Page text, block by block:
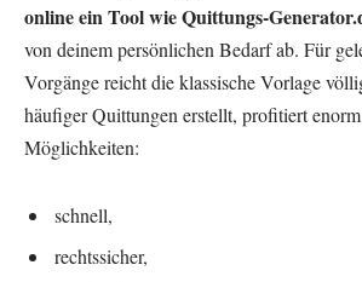
online ein Tool wie Quittungs-
von deinem persönlichen Bedarf ab. Für
Vorgänge reicht die klassische Vorlage
häufiger Quittungen erstellt, profitiert
Möglichkeiten:
schnell,
rechtssicher,